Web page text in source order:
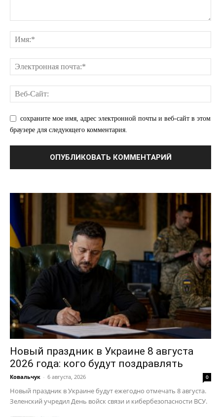
сохраните мое имя, адрес электронной почты и веб-сайт в этом
браузере для следующего комментария.
Новый праздник в Украине 8 августа
2026 года: кого будут поздравлять
Ковальчук - 6 августа, 2026 0
Новый праздник в Украине будут ежегодно отмечать 8 августа.
Зеленский учредил День войск связи и кибербезопасности ВСУ.